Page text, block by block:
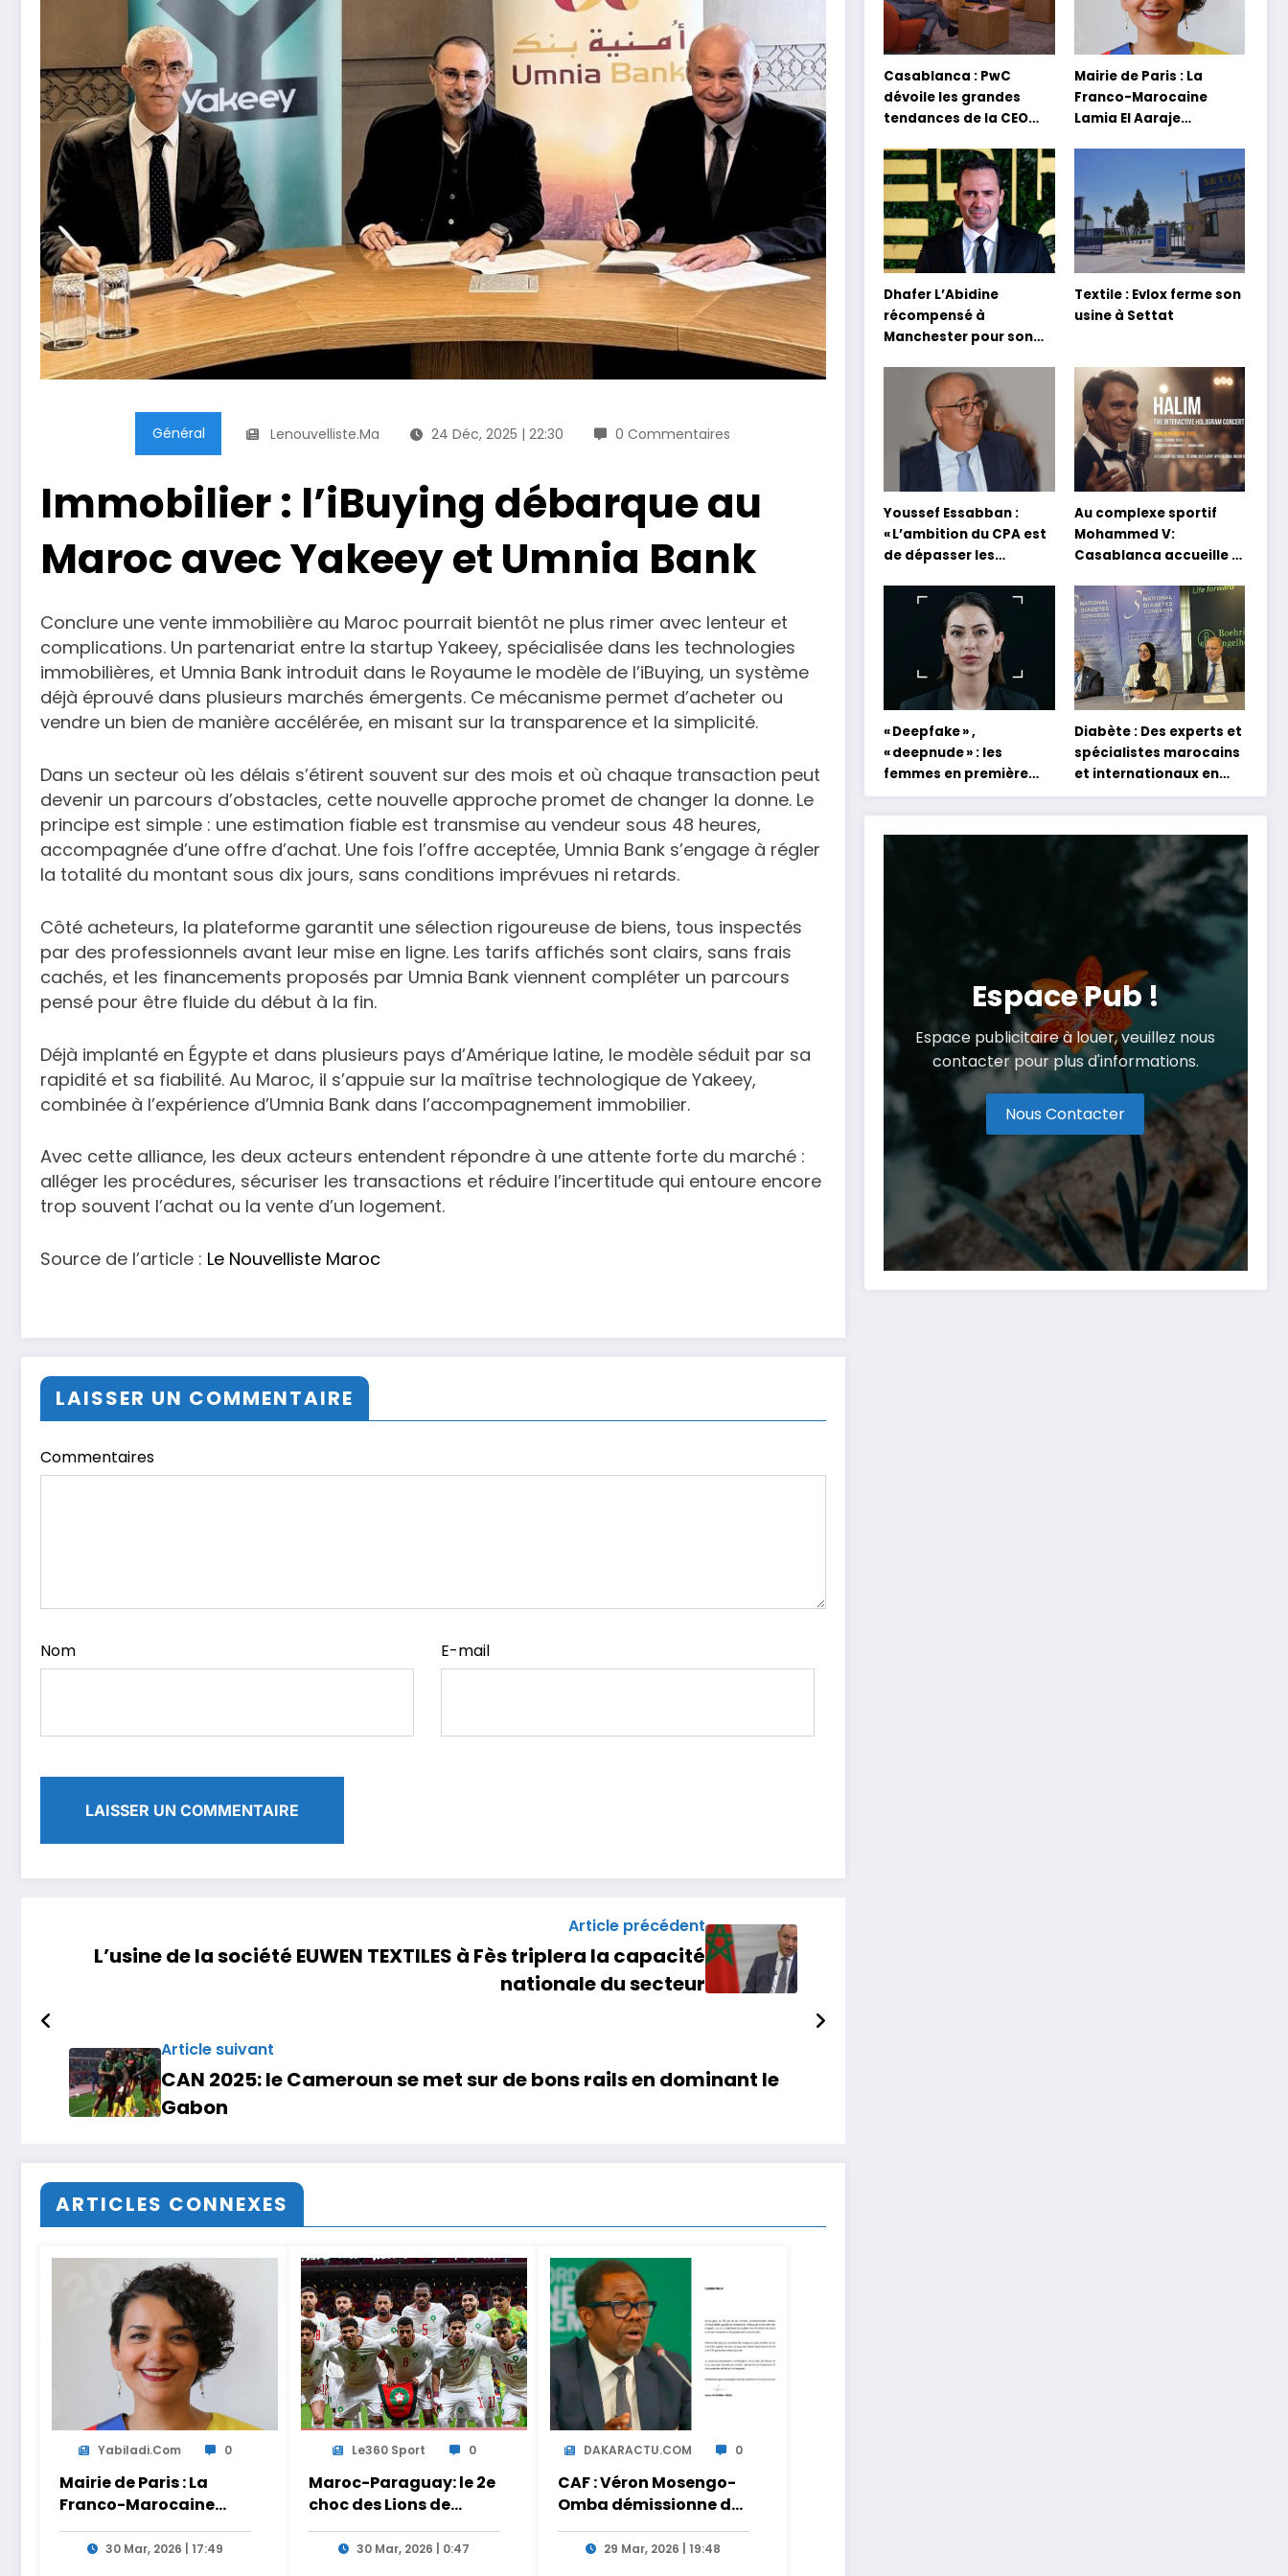
Général Lenouvelliste.ma 24 Déc, 2025 | 22:30 0 Commentaires
Immobilier : l’iBuying débarque au
Maroc avec Yakeey et Umnia Bank
Conclure une vente immobilière au Maroc pourrait bientôt ne plus rimer avec lenteur et
complications. Un partenariat entre la startup Yakeey, spécialisée dans les technologies
immobilières, et Umnia Bank introduit dans le Royaume le modèle de l’iBuying, un système
déjà éprouvé dans plusieurs marchés émergents. Ce mécanisme permet d’acheter ou
vendre un bien de manière accélérée, en misant sur la transparence et la simplicité.
Dans un secteur où les délais s’étirent souvent sur des mois et où chaque transaction peut
devenir un parcours d’obstacles, cette nouvelle approche promet de changer la donne. Le
principe est simple : une estimation fiable est transmise au vendeur sous 48 heures,
accompagnée d’une offre d’achat. Une fois l’offre acceptée, Umnia Bank s’engage à régler
la totalité du montant sous dix jours, sans conditions imprévues ni retards.
Côté acheteurs, la plateforme garantit une sélection rigoureuse de biens, tous inspectés
par des professionnels avant leur mise en ligne. Les tarifs affichés sont clairs, sans frais
cachés, et les financements proposés par Umnia Bank viennent compléter un parcours
pensé pour être fluide du début à la fin.
Déjà implanté en Égypte et dans plusieurs pays d’Amérique latine, le modèle séduit par sa
rapidité et sa fiabilité. Au Maroc, il s’appuie sur la maîtrise technologique de Yakeey,
combinée à l’expérience d’Umnia Bank dans l’accompagnement immobilier.
Avec cette alliance, les deux acteurs entendent répondre à une attente forte du marché :
alléger les procédures, sécuriser les transactions et réduire l’incertitude qui entoure encore
trop souvent l’achat ou la vente d’un logement.
Source de l’article : Le Nouvelliste Maroc
LAISSER UN COMMENTAIRE
Commentaires
Nom E-mail
Article précédent
L’usine de la société EUWEN TEXTILES à Fès triplera la capacité
nationale du secteur
Article suivant
CAN 2025: le Cameroun se met sur de bons rails en dominant le
Gabon
ARTICLES CONNEXES
Yabiladi.com 0
Mairie de Paris : La
Franco-Marocaine
Lamia El Aaraje
nommée première
30 Mar, 2026 | 17:49
Le360 Sport 0
Maroc-Paraguay: le 2e
choc des Lions de
Ouahbi en direct sur
Arryadia30 Mar, 2026 | 0:47
DAKARACTU.COM 0
CAF : Véron Mosengo-
Omba démissionne de
son poste de Secrétaire
Général29 Mar, 2026 | 19:48
Casablanca : PwC
dévoile les grandes
tendances de la CEO
Mairie de Paris : La
Franco-Marocaine
Lamia El Aaraje
Dhafer L’Abidine
récompensé à
Manchester pour son
Textile : Evlox ferme son
usine à Settat
Youssef Essabban :
« L’ambition du CPA est
de dépasser les
et académiques de
formation en
s’appuyant sur le
partage des
expériences »
Au complexe sportif
Mohammed V:
Casablanca accueille la
concert holographique
d’Abdel Halim Hafez
« Deepfake » ,
« deepnude » : les
femmes en première
ligne face aux dangers
de l’intelligence
artificielle
Diabète : Des experts et
spécialistes marocains
et internationaux en
conclave à Tanger
Espace Pub !
Espace publicitaire à louer, veuillez nous
contacter pour plus d'informations.
Nous Contacter